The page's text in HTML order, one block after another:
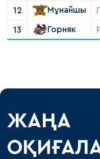
12 Мұнайшы
13 Горняк
ЖАҢА